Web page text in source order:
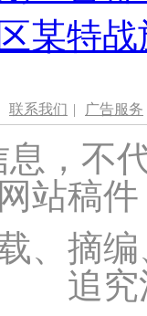
某特
联系我们 | 广告服务
，不
站稿
、摘
追